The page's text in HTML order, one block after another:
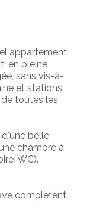
appartement
en pleine
sans vis-à-
et stations
toutes les
belle
chambre à
WC).
complètent